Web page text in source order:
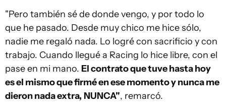
"Pero también sé de donde vengo, y por todo lo
que he pasado. Desde muy chico me hice sólo,
nadie me regaló nada. Lo logré con sacrificio y con
trabajo. Cuando llegué a Racing lo hice libre, con el
pase en mi mano. El contrato que tuve hasta hoy
es el mismo que firmé en ese momento y nunca me
dieron nada extra, NUNCA", remarcó.